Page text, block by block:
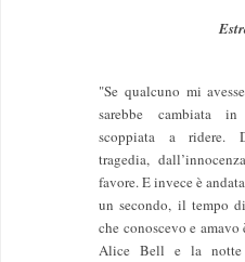
"Se qualcuno mi
sarebbe cambiata
scoppiata a ridere.
tragedia,
favore. E invece è
un secondo, il tempo
che conoscevo e
Alice Bell e la